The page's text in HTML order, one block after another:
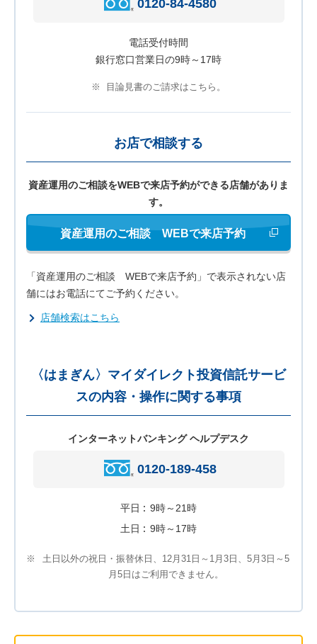
0120-84-4580
電話受付時間
銀行窓口営業日の9時～17時
※ 目論見書のご請求はこちら。
お店で相談する
資産運用のご相談をWEBで来店予約ができる店舗がありま
す。
資産運用のご相談 WEBで来店予約 新しいウィン
「資産運用のご相談 WEBで来店予約」で表示されない店
舗にはお電話にてご予約ください。
店舗検索はこちら
〈はまぎん〉マイダイレクト投資信託サービ
スの内容・操作に関する事項
インターネットバンキング ヘルプデスク
0120-189-458
平日
9時～21時
土日
9時～17時
※
土日以外の祝日・振替休日、12月31日～1月3日、5月3日～5
月5日はご利用できません。